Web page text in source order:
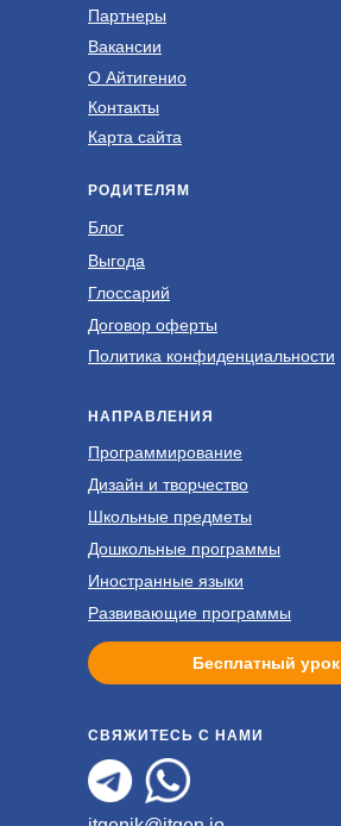
РОДИТЕЛЯМ
Блог
НАПРАВЛЕНИЯ
Программирование
Выгода
Глоссарий
Школьные предметы
Дизайн и творчество
СВЯЖИТЕСЬ С НАМИ
Бесплатный урок
Политика конфиденциальности
Договор оферты
Дошкольные программы
Иностранные языки
Развивающие программы
Партнеры
Вакансии
О Айтигенио
Контакты
Карта сайта